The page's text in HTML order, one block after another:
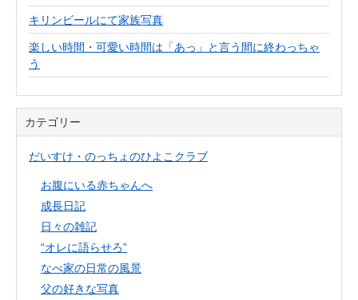
キリンビールにて家族写真
楽しい時間・可愛い時間は「あっ」と言う間に終わっちゃ
う
カテゴリー
だいすけ・のっちょのひよこクラブ
お腹にいる赤ちゃんへ
成長日記
日々の雑記
“オレに語らせろ”
なべ家の日常の風景
父の好きな写真